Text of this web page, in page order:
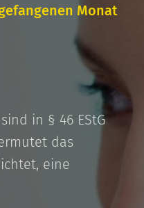
Monat
in § 46 EStG
das
eine